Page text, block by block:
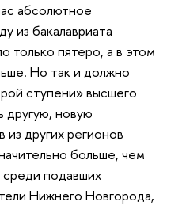
абсолютное
из бакалавриата
только пятеро, а в этом
Но так и должно
ступени» высшего
другую, новую
других регионов
больше, чем
подавших
Нижнего Новгорода,